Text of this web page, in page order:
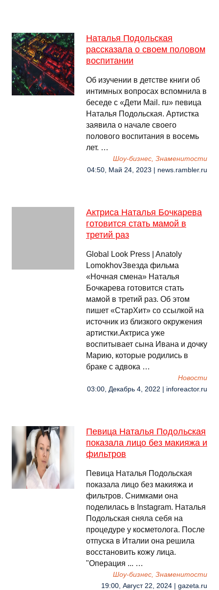
Наталья Подольская
рассказала о своем половом
воспитании
Об изучении в детстве книги об
интимных вопросах вспомнила в
беседе с «Дети Mail. ru» певица
Наталья Подольская. Артистка
заявила о начале своего
полового воспитания в восемь
лет. …
Шоу-бизнес, Знаменитости
04:50, Май 24, 2023 | news.rambler.ru
Актриса Наталья Бочкарева
готовится стать мамой в
третий раз
Global Look Press | Anatoly
LomokhovЗвезда фильма
«Ночная смена» Наталья
Бочкарева готовится стать
мамой в третий раз. Об этом
пишет «СтарХит» со ссылкой на
источник из близкого окружения
артистки.Актриса уже
воспитывает сына Ивана и дочку
Марию, которые родились в
браке с адвока …
Новости
03:00, Декабрь 4, 2022 | inforeactor.ru
Певица Наталья Подольская
показала лицо без макияжа и
фильтров
Певица Наталья Подольская
показала лицо без макияжа и
фильтров. Снимками она
поделилась в Instagram. Наталья
Подольская сняла себя на
процедуре у косметолога. После
отпуска в Италии она решила
восстановить кожу лица.
"Операция ... …
Шоу-бизнес, Знаменитости
19:00, Август 22, 2024 | gazeta.ru